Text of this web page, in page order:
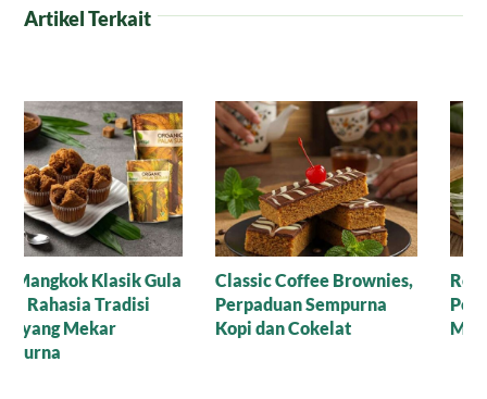
Artikel Terkait
Resep Nagasari Tape,
Peluang Bisnis
Menggiurkan!
Mana yang Lebih Bagus
untuk Baking: Gula Aren
Cair Organik atau Versi